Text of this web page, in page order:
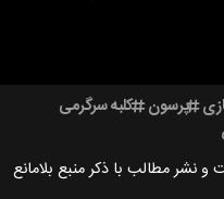
پرسون کلبه سرگرمی
نشر مطالب با ذکر منبع بلامانع